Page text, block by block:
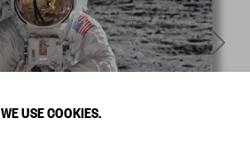
WE USE COOKIES.